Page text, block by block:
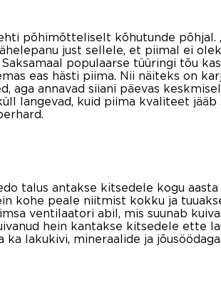
põhimõtteliselt kõhutunde põhjal.
just sellele, et piimal ei
populaarse tüüringi tõu
eas hästi piima. Nii näiteks on
aga annavad siiani päevas
langevad, kuid piima kvaliteet jääb
talus antakse kitsedele kogu
kohe peale niitmist kokku ja
ventilaatori abil, mis suunab
hein kantakse kitsedele ette
lakukivi, mineraalide ja